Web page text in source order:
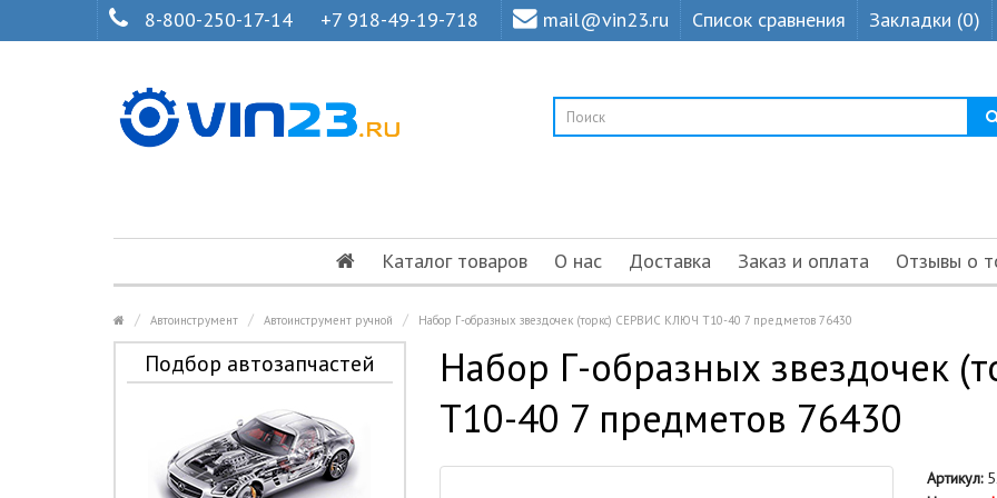
8-800-250-17-14 +7 918-49-19-718 mail@vin23.ru Список сравнения Закладки (0)
Каталог товаров О нас Доставка Заказ и оплата Отзывы о
Автоинструмент Автоинструмент ручной Набор Г-образных звездочек (торкс) СЕРВИС КЛЮЧ Т10-40 7 предметов 76430
Подбор автозапчастей
Набор Г-образных звездочек
Т10-40 7 предметов 76430
Артикул: